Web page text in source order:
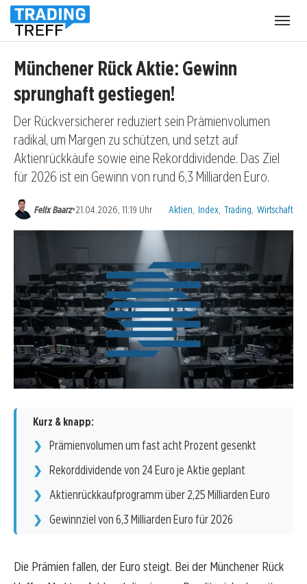
Münchener Rück Aktie: Gewinn
sprunghaft gestiegen!
Der Rückversicherer reduziert sein Prämienvolumen
radikal, um Margen zu schützen, und setzt auf
Aktienrückkäufe sowie eine Rekorddividende. Das Ziel
für 2026 ist ein Gewinn von rund 6,3 Milliarden Euro.
Felix Baarz•21.04.2026, 11:19 Uhr Kategorien:
Aktien Index Trading Wirtschaft
Kurz & knapp:
Prämienvolumen um fast acht Prozent gesenkt
Rekorddividende von 24 Euro je Aktie geplant
Aktienrückkaufprogramm über 2,25 Milliarden Euro
Gewinnziel von 6,3 Milliarden Euro für 2026
Die Prämien fallen, der Euro steigt. Bei der Münchener Rück